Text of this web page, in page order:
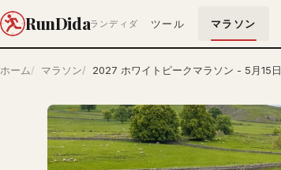
RunDidaランディダ ツール マラソン
ホーム マラソン 2027 ホワイトピークマラソン - 5月15日